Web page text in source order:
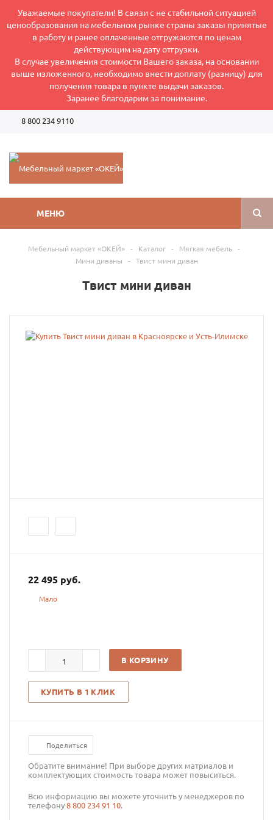
Уважаемые покупатели! В связи с не стабильной ситуацией
ценообразования на мебельном рынке страны заказы принятые
в работу и ранее оплаченные отгружаются по ценам
действующим на дату отгрузки.
В случае увеличения стоимости Вашего заказа, на основании
выше изложенного, необходимо внести доплату (разницу) для
получения товара в пункте выдачи заказов.
Заранее благодарим за понимание.
8 800 234 9110
МЕНЮ
Мебельный маркет «ОКЕЙ» - Каталог - Мягкая мебель -
Мини диваны
- Твист мини диван
Твист мини диван
22 495 руб.
Мало
В КОРЗИНУ
КУПИТЬ В 1 КЛИК
Поделиться
Обратите внимание! При выборе других матриалов и
комплектующих стоимость товара может повыситься.
Всю информацию вы можете уточнить у менеджеров по
телефону8 800 234 91 10.